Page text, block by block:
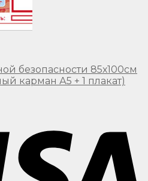
безопасности 85х100см
карман А5 + 1 плакат)